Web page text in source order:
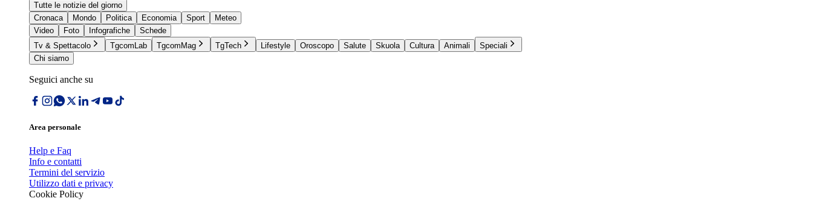
Tutte le notizie del giorno
Cronaca
Mondo Politica Economia Sport
Meteo
Video
Foto Infografiche
Schede
Tv & Spettacolo
TgcomLab TgcomMag TgTech Lifestyle Oroscopo Salute Skuola Cultura Animali
Speciali
Chi siamo
Seguici anche su
Area personale
Help e Faq
Info e contatti
Termini del servizio
Utilizzo dati e privacy
Cookie Policy